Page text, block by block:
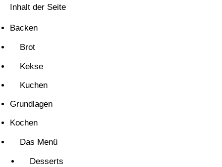
Inhalt der Seite
Backen
Brot
Kekse
Kuchen
Grundlagen
Kochen
Das Menü
Desserts